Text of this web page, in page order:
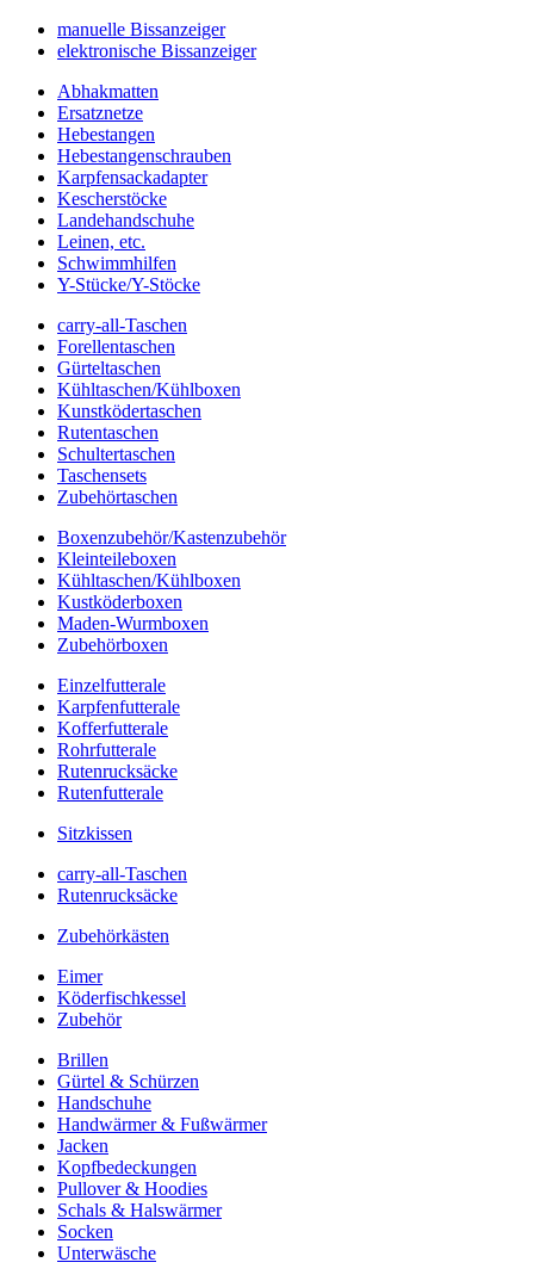
manuelle Bissanzeiger
elektronische Bissanzeiger
Abhakmatten
Ersatznetze
Hebestangen
Hebestangenschrauben
Karpfensackadapter
Kescherstöcke
Landehandschuhe
Leinen, etc.
Schwimmhilfen
Y-Stücke/Y-Stöcke
carry-all-Taschen
Forellentaschen
Gürteltaschen
Kühltaschen/Kühlboxen
Kunstködertaschen
Rutentaschen
Schultertaschen
Taschensets
Zubehörtaschen
Boxenzubehör/Kastenzubehör
Kleinteileboxen
Kühltaschen/Kühlboxen
Kustköderboxen
Maden-Wurmboxen
Zubehörboxen
Einzelfutterale
Karpfenfutterale
Kofferfutterale
Rohrfutterale
Rutenrucksäcke
Rutenfutterale
Sitzkissen
carry-all-Taschen
Rutenrucksäcke
Zubehörkästen
Eimer
Köderfischkessel
Zubehör
Brillen
Gürtel & Schürzen
Handschuhe
Handwärmer & Fußwärmer
Jacken
Kopfbedeckungen
Pullover & Hoodies
Schals & Halswärmer
Socken
Unterwäsche